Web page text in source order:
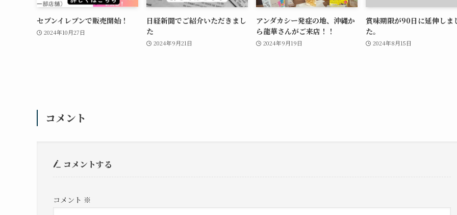
セブンイレブンで販売開始！
2024年10月27日
日経新聞でご紹介いただきまし
た
2024年9月21日
アンダカシー発症の地、沖縄か
ら龍華さんがご来店！！
2024年9月19日
賞味期限が90日に延伸しま
た。
2024年8月15日
コメント
コメントする
コメント ※